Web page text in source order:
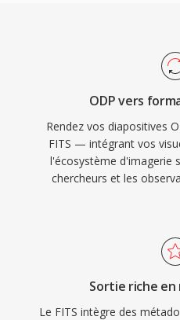
ODP vers
Rendez vos diapositives
FITS — intégrant vos
l'écosystème d'imagerie
chercheurs et les
Sortie riche
Le FITS intègre des